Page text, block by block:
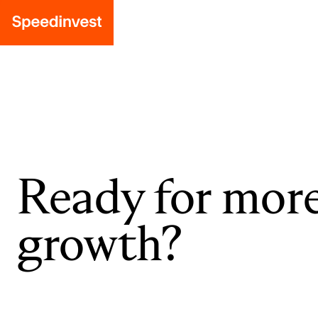
Ready for
growth?